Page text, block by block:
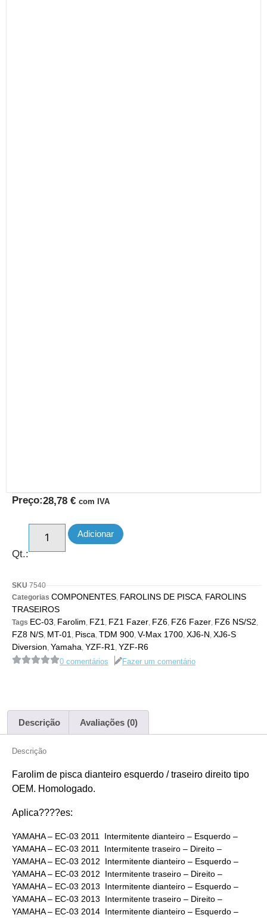
Preço:28,78 € com IVA
Qt.:
Adicionar
SKU 7540
Categorias COMPONENTES FAROLINS DE PISCA FAROLINS
TRASEIROS
Tags EC-03 Farolim FZ1 FZ1 Fazer FZ6 FZ6 Fazer FZ6 NS/S2
FZ8 N/S MT-01 Pisca TDM 900 V-Max 1700 XJ6-N XJ6-S
Diversion Yamaha YZF-R1 YZF-R6
0 comentários Fazer um comentário
Descrição Avaliações (0)
Descrição
Farolim de pisca dianteiro esquerdo / traseiro direito tipo
OEM. Homologado.
Aplica????es:
YAMAHA – EC-03 2011 Intermitente dianteiro – Esquerdo –
YAMAHA – EC-03 2011 Intermitente traseiro – Direito –
YAMAHA – EC-03 2012 Intermitente dianteiro – Esquerdo –
YAMAHA – EC-03 2012 Intermitente traseiro – Direito –
YAMAHA – EC-03 2013 Intermitente dianteiro – Esquerdo –
YAMAHA – EC-03 2013 Intermitente traseiro – Direito –
YAMAHA – EC-03 2014 Intermitente dianteiro – Esquerdo –